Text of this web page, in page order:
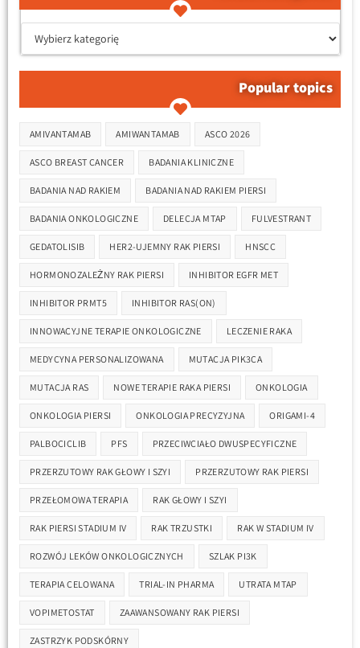
Popular topics
AMIVANTAMAB AMIWANTAMAB ASCO 2026
ASCO BREAST CANCER BADANIA KLINICZNE
BADANIA NAD RAKIEM BADANIA NAD RAKIEM PIERSI
BADANIA ONKOLOGICZNE DELECJA MTAP FULVESTRANT
GEDATOLISIB HER2-UJEMNY RAK PIERSI HNSCC
HORMONOZALEŻNY RAK PIERSI INHIBITOR EGFR MET
INHIBITOR PRMT5 INHIBITOR RAS(ON)
INNOWACYJNE TERAPIE ONKOLOGICZNE LECZENIE RAKA
MEDYCYNA PERSONALIZOWANA MUTACJA PIK3CA
MUTACJA RAS NOWE TERAPIE RAKA PIERSI ONKOLOGIA
ONKOLOGIA PIERSI ONKOLOGIA PRECYZYJNA ORIGAMI-4
PALBOCICLIB PFS PRZECIWCIAŁO DWUSPECYFICZNE
PRZERZUTOWY RAK GŁOWY I SZYI PRZERZUTOWY RAK PIERSI
PRZEŁOMOWA TERAPIA RAK GŁOWY I SZYI
RAK PIERSI STADIUM IV RAK TRZUSTKI RAK W STADIUM IV
ROZWÓJ LEKÓW ONKOLOGICZNYCH SZLAK PI3K
TERAPIA CELOWANA TRIAL-IN PHARMA UTRATA MTAP
VOPIMETOSTAT ZAAWANSOWANY RAK PIERSI
ZASTRZYK PODSKÓRNY